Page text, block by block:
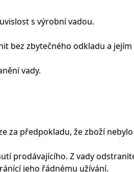
s výrobní vadou.
bez zbytečného odkladu a
vady.
za předpokladu, že zboží
prodávajícího. Z vady
jeho řádnému užívání.